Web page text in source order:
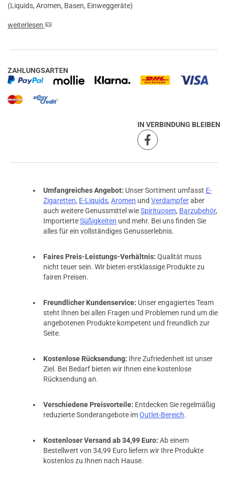
(Liquids, Aromen, Basen, Einweggeräte)
weiterlesen
ZAHLUNGSARTEN
IN VERBINDUNG BLEIBEN
Umfangreiches Angebot: Unser Sortiment umfasst E-
Zigaretten, E-Liquids, Aromen und Verdampferaber
auch weitere Genussmittel wieSpirituosen, Barzubehör,
ImportierteSüßigkeiten und mehr. Bei uns finden Sie
alles für ein vollständiges Genusserlebnis.
Faires Preis-Leistungs-Verhältnis: Qualität muss
nicht teuer sein. Wir bieten erstklassige Produkte zu
fairen Preisen.
Freundlicher Kundenservice: Unser engagiertes Team
steht Ihnen bei allen Fragen und Problemen rund um die
angebotenen Produkte kompetent und freundlich zur
Seite.
Kostenlose Rücksendung: Ihre Zufriedenheit ist unser
Ziel. Bei Bedarf bieten wir Ihnen eine kostenlose
Rücksendung an.
Verschiedene Preisvorteile: Entdecken Sie regelmäßig
reduzierte Sonderangebote imOutlet-Bereich.
Kostenloser Versand ab 34,99 Euro: Ab einem
Bestellwert von 34,99 Euro liefern wir Ihre Produkte
kostenlos zu Ihnen nach Hause.